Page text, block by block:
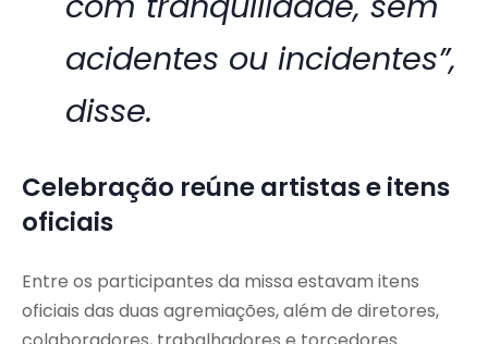
acidentes ou incidentes”,
disse.
Celebração reúne artistas e itens
oficiais
Entre os participantes da missa estavam itens
oficiais das duas agremiações, além de diretores,